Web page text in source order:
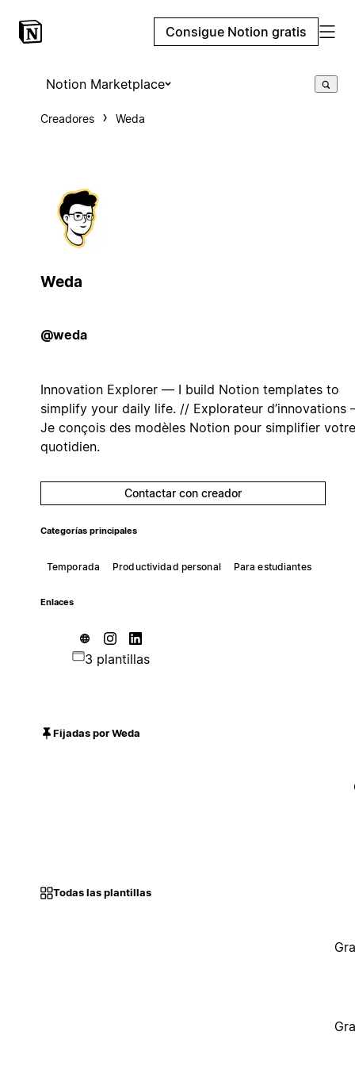
Consigue Notion gratis
Notion Marketplace
Creadores Weda
Weda
@weda
Innovation Explorer — I build Notion templates to
simplify your daily life. // Explorateur d’innovations
Je conçois des modèles Notion pour simplifier votre
quotidien.
Contactar con creador
Categorías principales
Temporada Productividad personal Para estudiantes
Enlaces
3 plantillas
Fijadas por Weda
Todas las plantillas